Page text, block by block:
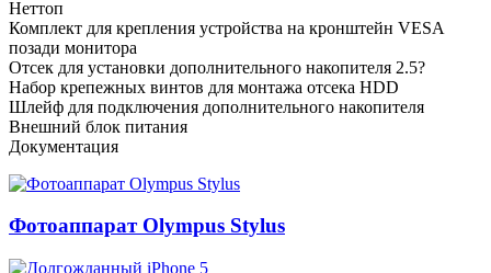
Неттоп
Комплект для крепления устройства на кронштейн VESA
позади монитора
Отсек для установки дополнительного накопителя 2.5?
Набор крепежных винтов для монтажа отсека HDD
Шлейф для подключения дополнительного накопителя
Внешний блок питания
Документация
Фотоаппарат Olympus Stylus